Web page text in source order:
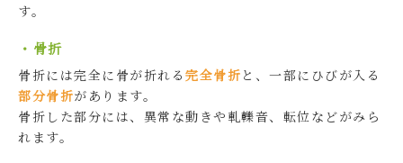
す。
・骨折
骨折には完全に骨が折れる 完全骨折 と、一部にひびが入る
部分骨折があります。
骨折した部分には、異常な動きや軋轢音、転位などがみら
れます。